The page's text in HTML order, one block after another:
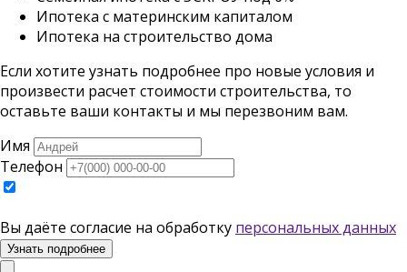
Ипотека с материнским капиталом
Ипотека на строительство дома
Если хотите узнать подробнее про новые условия и
произвести расчет стоимости строительства, то
оставьте ваши контакты и мы перезвоним вам.
Имя
Телефон
Вы даёте согласие на обработку персональных данных
Узнать подробнее